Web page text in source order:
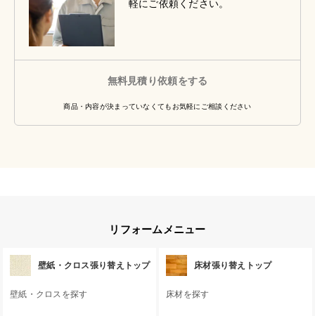
軽にご依頼ください。
無料見積り依頼をする
商品・内容が決まっていなくてもお気軽にご相談ください
リフォームメニュー
壁紙・クロス張り替えトップ
壁紙・クロスを探す
床材張り替えトップ
床材を探す